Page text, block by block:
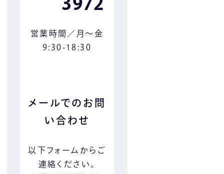
3972
営業時間／月〜金
9:30-18:30
メールでのお問
い合わせ
以下フォームからご
連絡ください。